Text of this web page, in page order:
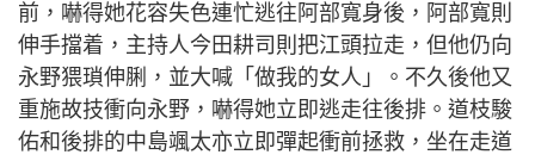
前，嚇得她花容失色連忙逃往阿部寬身後，阿部寬則
伸手擋着，主持人今田耕司則把江頭拉走，但他仍向
永野猥瑣伸脷，並大喊「做我的女人」。不久後他又
重施故技衝向永野，嚇得她立即逃走往後排。道枝駿
佑和後排的中島颯太亦立即彈起衝前拯救，坐在走道